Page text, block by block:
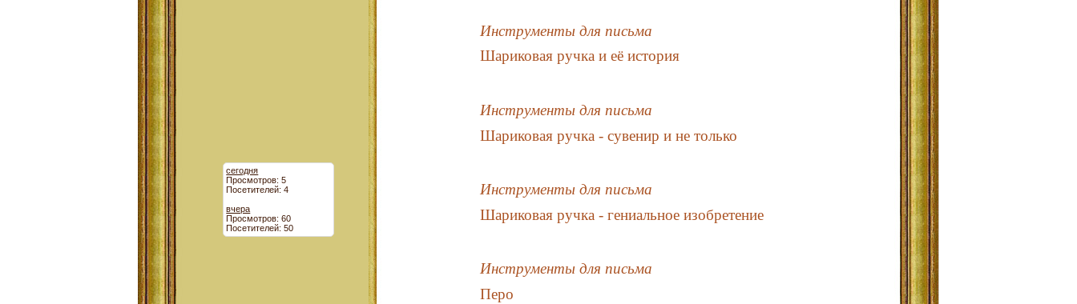
сегодня
Просмотров: 5
Посетителей: 4
вчера
Просмотров: 60
Посетителей: 50
Инструменты для письма
Шариковая ручка и её история
Инструменты для письма
Шариковая ручка - сувенир и не только
Инструменты для письма
Шариковая ручка - гениальное изобретение
Инструменты для письма
Перо